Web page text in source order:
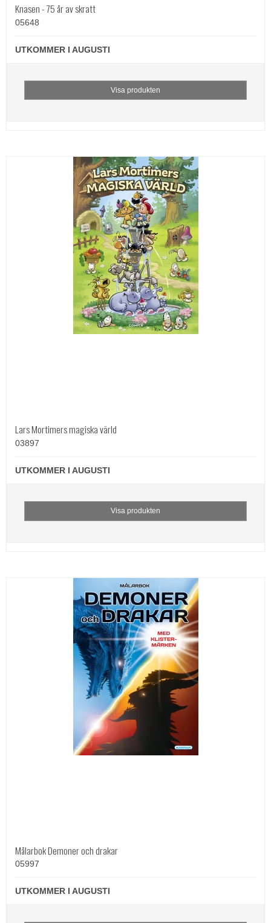
Knasen - 75 år av skratt
05648
UTKOMMER I AUGUSTI
Visa produkten
Lars Mortimers magiska värld
03897
UTKOMMER I AUGUSTI
Visa produkten
Målarbok Demoner och drakar
05997
UTKOMMER I AUGUSTI